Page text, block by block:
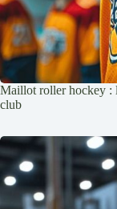
Maillot roller hockey :
club